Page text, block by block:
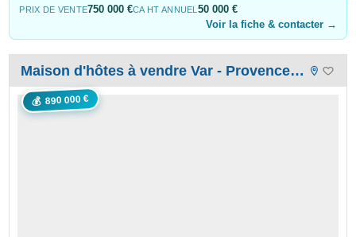
PRIX DE VENTE750 000 €CA HT ANNUEL 50 000 €
Voir la fiche & contacter →
💰 890 000 €
Maison d'hôtes à vendre Var - Provence Alpes Côte d'Azur